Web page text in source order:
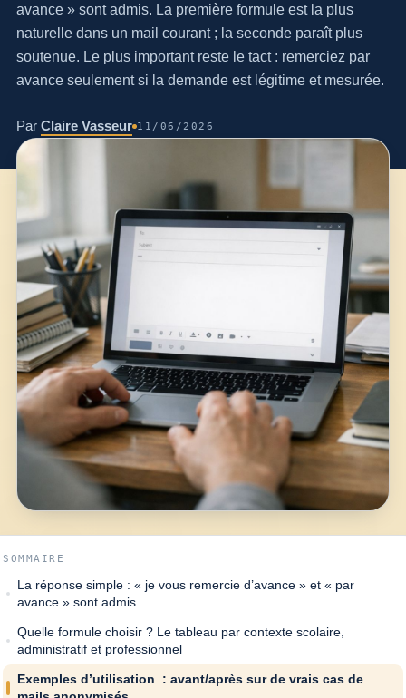
avance » sont admis. La première formule est la plus
naturelle dans un mail courant ; la seconde paraît plus
soutenue. Le plus important reste le tact : remerciez par
avance seulement si la demande est légitime et mesurée.
Par Claire Vasseur 11/06/2026
SOMMAIRE
La réponse simple : « je vous remercie d’avance » et « par
avance » sont admis
Quelle formule choisir ? Le tableau par contexte scolaire,
administratif et professionnel
Exemples d’utilisation : avant/après sur de vrais cas de